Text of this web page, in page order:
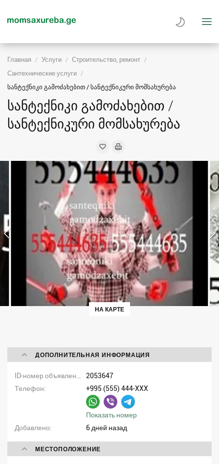
Главная Услуги
Строительство, ремонт
Сантехнические услуги
სანტექნიკი გამოძახებით / სანტექნიკური მომსახურება
სანტექნიკი გამოძახებით /
სანტექნიკური მომსახურება
НА КАРТЕ
ДОПОЛНИТЕЛЬНАЯ ИНФОРМАЦИЯ
2053647
Телефон
+995 (555) 444-XXX
Показать номер
Добавлено
6 дней назад
МЕСТОПОЛОЖЕНИЕ